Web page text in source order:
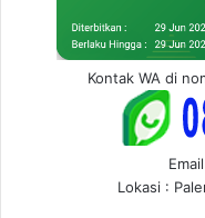
Kontak WA di
Lokasi :